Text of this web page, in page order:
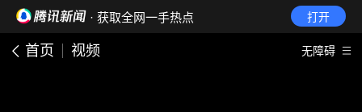
· 获取全网一手热点 打开
首页 视频 无障碍